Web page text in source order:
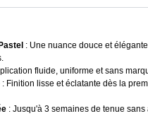
: Une nuance douce et
fluide, uniforme et sans
: Finition lisse et éclatante dès la
: Jusqu'à 3 semaines de tenue sans